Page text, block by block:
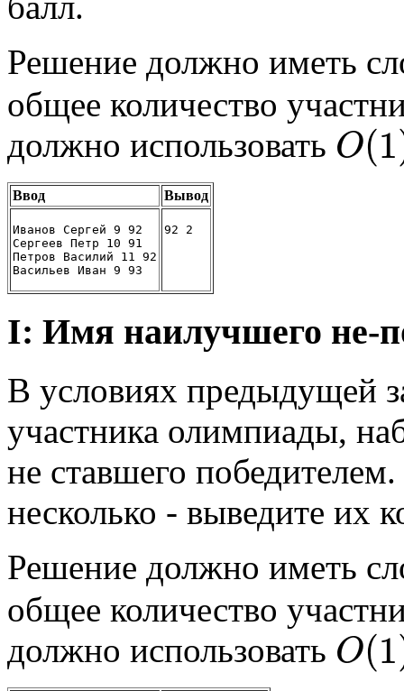
Решение должно иметь
общее количество
должно использовать O(1
Ввод Вывод
Иванов Сергей 9 92
Сергеев Петр 10 91
Петров Василий 11 92
Васильев Иван 9 93
92 2
I: Имя наилучшего не-
В условиях предыдущей
участника олимпиады,
не ставшего
несколько - выведите их
Решение должно иметь
общее количество
должно использовать O(1